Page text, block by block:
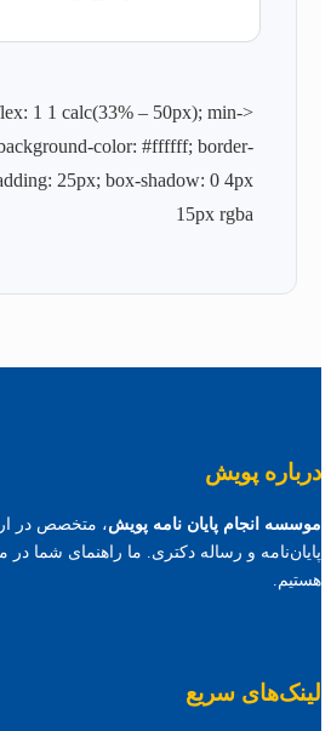
1 1 calc(33% – 50px); min-
color: #ffffff; border-
25px; box-shadow: 0 4px
15px rgba
درباره پویش
موسسه انجام پایان نامه پویش، متخصص در
پایان‌نامه و رساله دکتری. ما راهنمای شما
هستیم.
لینک‌های سریع